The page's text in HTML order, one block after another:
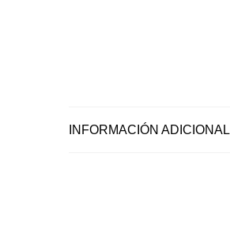
INFORMACIÓN ADICIONAL